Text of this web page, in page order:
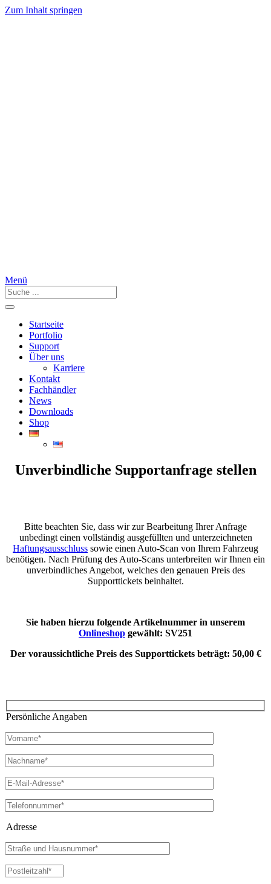
Zum Inhalt springen
Menü
Startseite
Portfolio
Support
Über uns
Karriere
Kontakt
Fachhändler
News
Downloads
Shop
Unverbindliche Supportanfrage stellen
Bitte beachten Sie, dass wir zur Bearbeitung Ihrer Anfrage
unbedingt einen vollständig ausgefüllten und unterzeichneten
Haftungsausschluss sowie einen Auto-Scan von Ihrem Fahrzeug
benötigen. Nach Prüfung des Auto-Scans unterbreiten wir Ihnen ein
unverbindliches Angebot, welches den genauen Preis des
Supporttickets beinhaltet.
Sie haben hierzu folgende Artikelnummer in unserem
Onlineshop gewählt: SV251
Der voraussichtliche Preis des Supporttickets beträgt: 50,00 €
Persönliche Angaben
Adresse